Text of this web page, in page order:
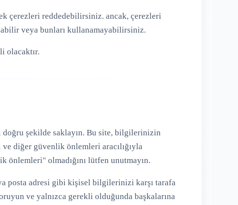
çerezleri reddedebilirsiniz. ancak, çerezleri
veya bunları kullanamayabilirsiniz.
olacaktır.
doğru şekilde saklayın. Bu site, bilgilerinizin
diğer güvenlik önlemleri aracılığıyla
olmadığını lütfen unutmayın.
posta adresi gibi kişisel bilgilerinizi karşı tarafa
ve yalnızca gerekli olduğunda başkalarına